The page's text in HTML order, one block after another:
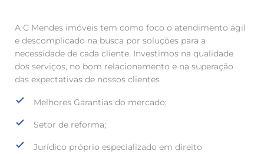
A C Mendes imóveis tem como foco o atendimento ágil
e descomplicado na busca por soluções para a
necessidade de cada cliente. Investimos na qualidade
dos serviços, no bom relacionamento e na superação
das expectativas de nossos clientes
Melhores Garantias do mercado;
Setor de reforma;
Jurídico próprio especializado em direito